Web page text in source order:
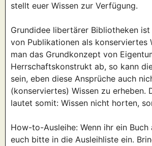
stellt euer Wissen zur Verfügung.
Grundidee libertärer Bibliotheken
von Publikationen als konserviertes
man das Grundkonzept von
Herrschaftskonstrukt ab, so kann
sein, eben diese Ansprüche auch
(konserviertes) Wissen zu erheben.
lautet somit: Wissen nicht horten,
How-to-Ausleihe: Wenn ihr ein
euch bitte in die Ausleihliste ein.